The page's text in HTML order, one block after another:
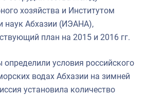
хозяйства и Институтом
наук Абхазии (ИЭАНА),
план на 2015 и 2016 гг.
условия российского
водах Абхазии на зимней
установила количество